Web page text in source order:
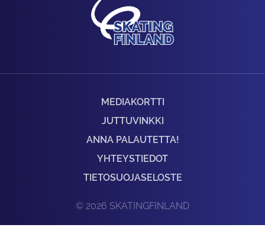
MEDIAKORTTI
JUTTUVINKKI
ANNA PALAUTETTA!
YHTEYSTIEDOT
TIETOSUOJASELOSTE
© 2026 SKATINGFINLAND